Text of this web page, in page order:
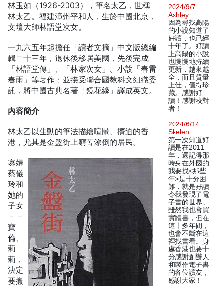
林玉如（1926-2003），筆名太乙，世稱
林太乙。福建漳州平和人，生於中國北京，
文壇大師林語堂次女。
一九六五年起擔任「讀者文摘」中文版總編
輯二十三年，退休後移居美國，先後完成
「林語堂傳」、「林家次女」、小說「春雷
春雨」等著作；並接受聯合國教科文組織委
託，將中國古典名著「鏡花緣」譯成英文。
內容簡介
林太乙以生動的筆法描繪喧鬧、擠迫的香
港，尤其是金盤街上窮苦潦倒的居民。
寡婦
蔡儀
玲和
她的
子女
－－
寶
倫、
莉
莉，
決定
要搬
2024/9/7
Ashley
因為尋找高陽
的小說知道了
好讀，也已經
十年了。好讀
上高陽的小說
也慢慢地持續
更新，越來越
全，而且質量
上佳，值得珍
藏。感謝好
讀！感謝校對
者！
2024/6/14
Skelen
第一次知道好
讀是在2011
年，還記得那
時身在外國的
我要找<那些
年>是十分困
難，就是好讀
令我發現了電
子書的世界。
雖然我也會買
實體書，但在
這十多年間，
也會不斷在這
裡找書看。身
處香港也要十
分感謝創辦人
和製作電子書
的各位讀友，
感謝大家！